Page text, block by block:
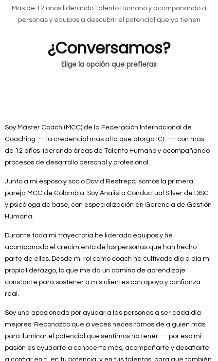
Más de 12 años liderando Talento Humano y acompañando a
personas y equipos a descubrir el potencial que ya tienen
¿Conversamos?
Elige la opción que prefieras
Soy Máster Coach (MCC) de la Federación Internacional de
Coaching — la credencial más alta que otorga ICF — con más
de 12 años liderando áreas de Talento Humano y acompañando
procesos de desarrollo personal y profesional.
Junto a mi esposo y socio David Restrepo, somos la primera
pareja MCC de Colombia. Soy Analista Conductual Silver de DISC
y psicóloga de base, con especialización en Gerencia de Gestión
Humana.
Durante toda mi trayectoria he liderado equipos y he
acompañado el crecimiento de las personas que han hecho
parte de ellos. Desde mi rol como coach he cultivado día a día mi
propio liderazgo, lo que me da un camino de aprendizaje
constante para sostener a mis clientes con apoyo y confianza
real.
Soy una apasionada por ayudar a las personas a ser cada día
mejores. Reconozco que a veces necesitamos de alguien más
para iluminar el potencial que sentimos no tener — por eso mi
pasión es ayudarte a conocerte más, acompañarte y desafiarte
a confiar en ti, en tu potencial y en tus talentos, para que también